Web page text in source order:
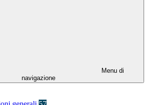
Menu di
navigazione